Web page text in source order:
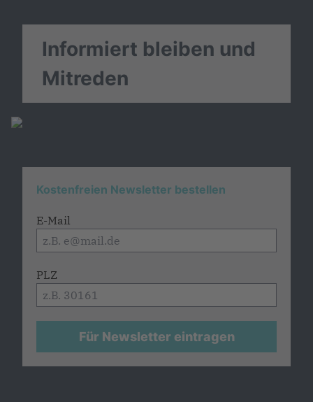
Informiert bleiben und
Mitreden
Kostenfreien Newsletter bestellen
E-Mail
PLZ
Für Newsletter eintragen